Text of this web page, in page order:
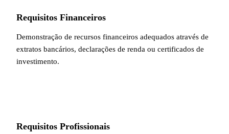
Requisitos Financeiros
Demonstração de recursos financeiros adequados através de
extratos bancários, declarações de renda ou certificados de
investimento.
Requisitos Profissionais